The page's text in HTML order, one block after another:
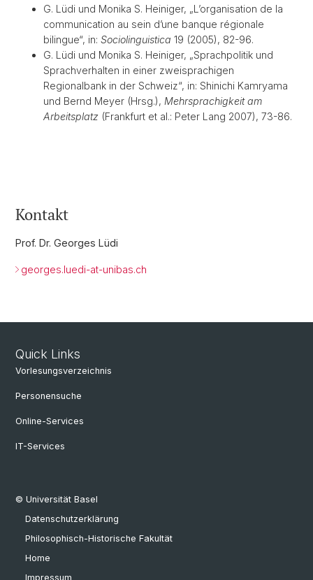
G. Lüdi und Monika S. Heiniger, „L’organisation de la
communication au sein d’une banque régionale
bilingue“, in: Sociolinguistica 19 (2005), 82-96.
G. Lüdi und Monika S. Heiniger, „Sprachpolitik und
Sprachverhalten in einer zweisprachigen
Regionalbank in der Schweiz“, in: Shinichi Kamryama
und Bernd Meyer (Hrsg.), Mehrsprachigkeit am
Arbeitsplatz (Frankfurt et al.: Peter Lang 2007), 73-86.
Kontakt
Prof. Dr. Georges Lüdi
georges.luedi-at-unibas.ch
Quick Links
Vorlesungsverzeichnis
Personensuche
Online-Services
IT-Services
© Universität Basel
Datenschutzerklärung
Philosophisch-Historische Fakultät
Home
Impressum